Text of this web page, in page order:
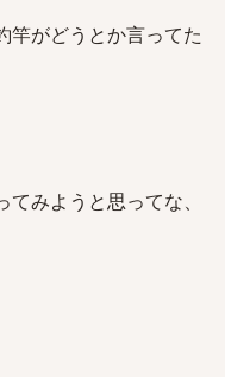
竿がどうとか言ってた
みようと思ってな、